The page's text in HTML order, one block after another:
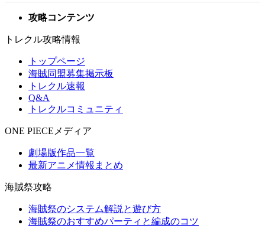
攻略コンテンツ
トレクル攻略情報
トップページ
海賊同盟募集掲示板
トレクル速報
Q&A
トレクルコミュニティ
ONE PIECEメディア
劇場版作品一覧
最新アニメ情報まとめ
海賊祭攻略
海賊祭のシステム解説と遊び方
海賊祭のおすすめパーティと編成のコツ